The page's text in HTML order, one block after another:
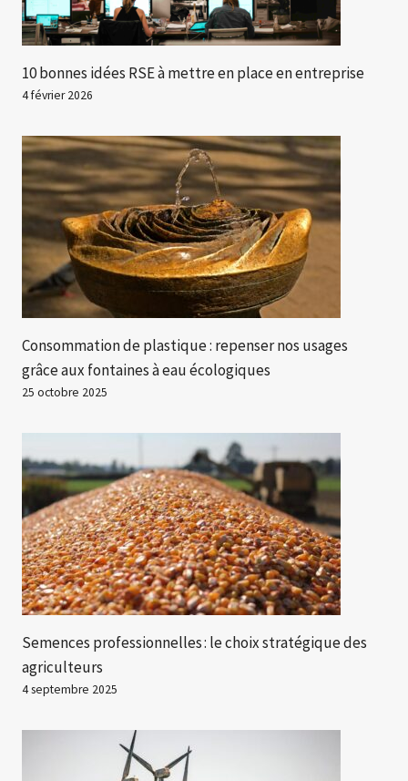
10 bonnes idées RSE à mettre en place en entreprise
4 février 2026
Consommation de plastique : repenser nos usages
grâce aux fontaines à eau écologiques
25 octobre 2025
Semences professionnelles : le choix stratégique des
agriculteurs
4 septembre 2025